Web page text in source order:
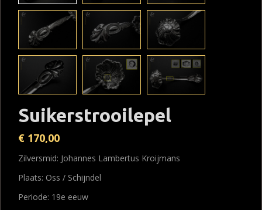
Suikerstrooilepel
€ 170,00
Zilversmid: Johannes Lambertus Kroijmans
Plaats: Oss / Schijndel
Periode: 19e eeuw